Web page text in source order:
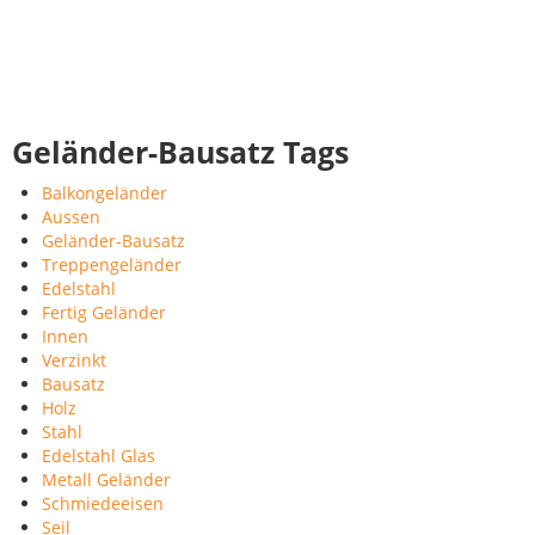
Geländer-Bausatz Tags
Balkongeländer
Aussen
Geländer-Bausatz
Treppengeländer
Edelstahl
Fertig Geländer
Innen
Verzinkt
Bausatz
Holz
Stahl
Edelstahl Glas
Metall Geländer
Schmiedeeisen
Seil